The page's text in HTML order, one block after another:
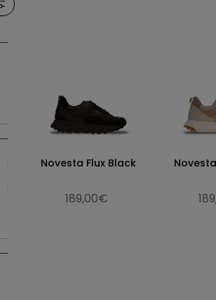
Novesta Flux Black
189,00€